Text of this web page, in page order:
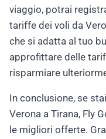
viaggio, potrai
tariffe dei voli da
che si adatta al tuo
approfittare delle
risparmiare
In conclusione, se
Verona a Tirana, Fly
le migliori offerte.